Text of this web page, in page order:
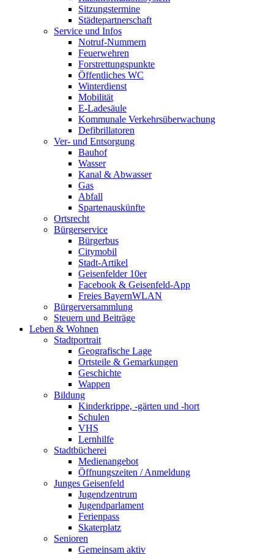
Sitzungstermine
Städtepartnerschaft
Service und Infos
Notruf-Nummern
Feuerwehren
Forstrettungspunkte
Öffentliches WC
Winterdienst
Mobilität
E-Ladesäule
Kommunale Verkehrsüberwachung
Defibrillatoren
Ver- und Entsorgung
Bauhof
Wasser
Kanal & Abwasser
Gas
Abfall
Spartenauskünfte
Ortsrecht
Bürgerservice
Bürgerbus
Citymobil
Stadt-Artikel
Geisenfelder 10er
Facebook & Geisenfeld-App
Freies BayernWLAN
Bürgerversammlung
Steuern und Beiträge
Leben & Wohnen
Stadtportrait
Geografische Lage
Ortsteile & Gemarkungen
Geschichte
Wappen
Bildung
Kinderkrippe, -gärten und -hort
Schulen
VHS
Lernhilfe
Stadtbücherei
Medienangebot
Öffnungszeiten / Anmeldung
Junges Geisenfeld
Jugendzentrum
Jugendparlament
Ferienpass
Skaterplatz
Senioren
Gemeinsam aktiv